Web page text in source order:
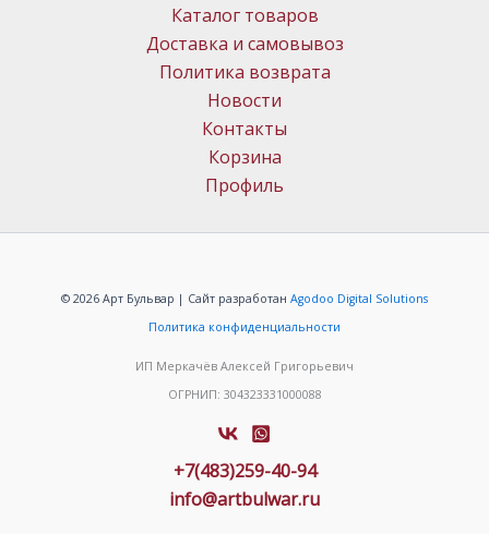
Каталог товаров
Доставка и самовывоз
Политика возврата
Новости
Контакты
Корзина
Профиль
© 2026 Арт Бульвар | Сайт разработан Agodoo Digital Solutions
Политика конфиденциальности
ИП Меркачёв Алексей Григорьевич
ОГРНИП: 304323331000088
+7(483)259-40-94
info@artbulwar.ru